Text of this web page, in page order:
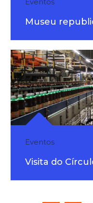
Museu
Eventos
Visita do